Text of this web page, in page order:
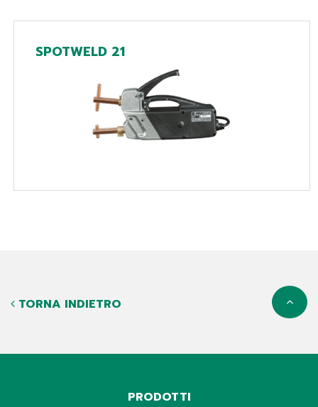
SPOTWELD 21
TORNA INDIETRO
PRODOTTI